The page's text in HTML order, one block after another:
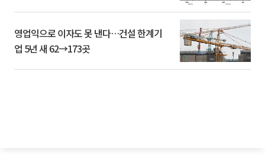
영업익으로 이자도 못 낸다…건설 한계기
업 5년 새 62→173곳